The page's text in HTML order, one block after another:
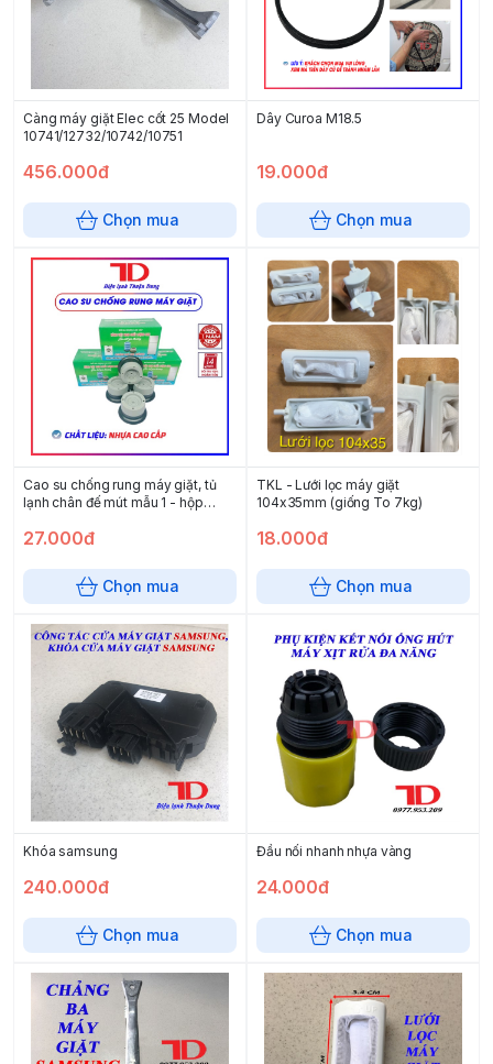
Càng máy giặt Elec cốt 25 Model
10741/12732/10742/10751
456.000đ
Chọn mua
Dây Curoa M18.5
19.000đ
Chọn mua
Cao su chống rung máy giặt, tủ
lạnh chân đế mút mẫu 1 - hộp
27.000đ
Chọn mua
TKL - Lưới lọc máy giặt
104x35mm (giống To 7kg)
18.000đ
Chọn mua
Khóa samsung
240.000đ
Chọn mua
Đầu nối nhanh nhựa vàng
24.000đ
Chọn mua